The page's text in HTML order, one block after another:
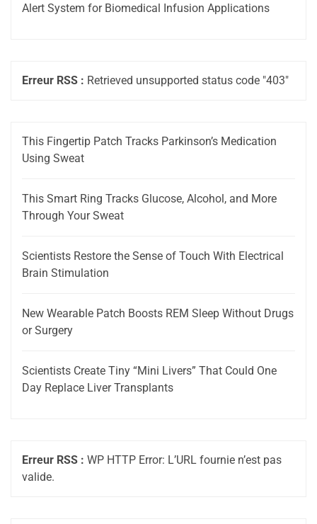
Alert System for Biomedical Infusion Applications
Erreur RSS : Retrieved unsupported status code "403"
This Fingertip Patch Tracks Parkinson’s Medication
Using Sweat
This Smart Ring Tracks Glucose, Alcohol, and More
Through Your Sweat
Scientists Restore the Sense of Touch With Electrical
Brain Stimulation
New Wearable Patch Boosts REM Sleep Without Drugs
or Surgery
Scientists Create Tiny “Mini Livers” That Could One
Day Replace Liver Transplants
Erreur RSS : WP HTTP Error: L’URL fournie n’est pas
valide.